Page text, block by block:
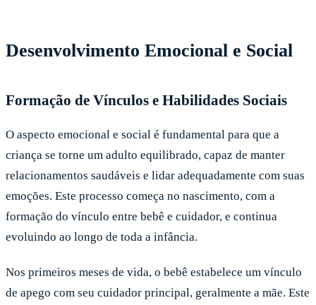
Desenvolvimento Emocional e Social
Formação de Vínculos e Habilidades Sociais
O aspecto emocional e social é fundamental para que a
criança se torne um adulto equilibrado, capaz de manter
relacionamentos saudáveis e lidar adequadamente com suas
emoções. Este processo começa no nascimento, com a
formação do vínculo entre bebê e cuidador, e continua
evoluindo ao longo de toda a infância.
Nos primeiros meses de vida, o bebê estabelece um vínculo
de apego com seu cuidador principal, geralmente a mãe. Este